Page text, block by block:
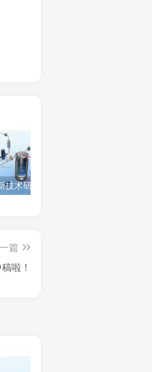
篇
啦！